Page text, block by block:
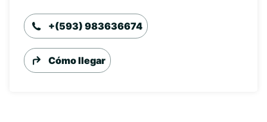
+(593) 983636674
Cómo llegar